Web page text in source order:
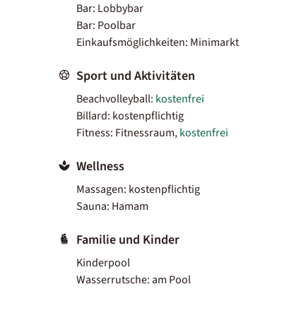
Bar: Lobbybar
Bar: Poolbar
Einkaufsmöglichkeiten: Minimarkt
Sport und Aktivitäten
Beachvolleyball: kostenfrei
Billard: kostenpflichtig
Fitness: Fitnessraum,kostenfrei
Wellness
Massagen: kostenpflichtig
Sauna: Hamam
Familie und Kinder
Kinderpool
Wasserrutsche: am Pool